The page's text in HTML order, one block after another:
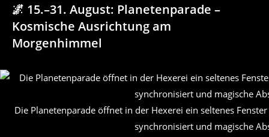
🌌 15.–31. August: Planetenparade –
Kosmische Ausrichtung am
Morgenhimmel
Die Planetenparade öffnet in der Hexerei ein seltenes
synchronisiert und magische